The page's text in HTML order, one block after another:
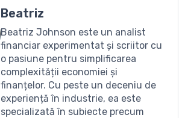
Beatriz
Beatriz Johnson este un analist
financiar experimentat și scriitor cu
o pasiune pentru simplificarea
complexității economiei și
finanțelor. Cu peste un deceniu de
experiență în industrie, ea este
specializată în subiecte precum